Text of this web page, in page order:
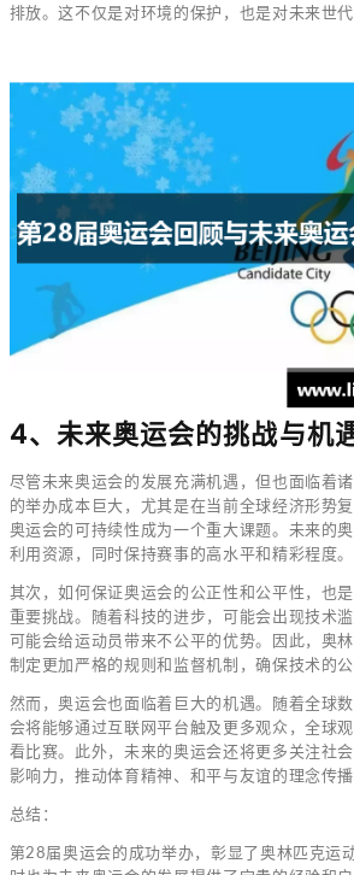
排放。这不仅是对环境的保护，也是对未来世代
4、未来奥运会的挑战与机
尽管未来奥运会的发展充满机遇，但也面临着
的举办成本巨大，尤其是在当前全球经济形势
奥运会的可持续性成为一个重大课题。未来的
利用资源，同时保持赛事的高水平和精彩程度。
其次，如何保证奥运会的公正性和公平性，也
重要挑战。随着科技的进步，可能会出现技术
可能会给运动员带来不公平的优势。因此，奥
制定更加严格的规则和监督机制，确保技术的公
然而，奥运会也面临着巨大的机遇。随着全球
会将能够通过互联网平台触及更多观众，全球
看比赛。此外，未来的奥运会还将更多关注社
影响力，推动体育精神、和平与友谊的理念传播
总结：
第28届奥运会的成功举办，彰显了奥林匹克运